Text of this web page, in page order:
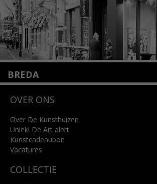
BREDA
4818 SB Breda
info@kunsthuisbreda.nl
Lees meer
OVER ONS
Over De Kunsthuizen
Uniek! De Art alert
Kunstcadeaubon
Vacatures
COLLECTIE